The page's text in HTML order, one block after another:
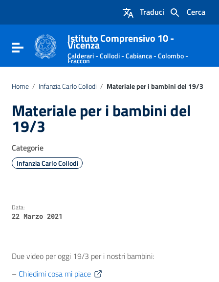
Vai al footer
Cerca
Traduci
Attiva / disattiva la navigazione
Istituto Comprensivo 10 -
Vicenza
Calderari - Collodi - Cabianca - Colombo -
Fraccon
Home / Infanzia Carlo Collodi / Materiale per i bambini del 19/3
Materiale per i bambini del
19/3
Categorie
Infanzia Carlo Collodi
Data:
22 Marzo 2021
Due video per oggi 19/3 per i nostri bambini:
– Chiedimi cosa mi piace